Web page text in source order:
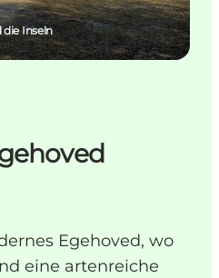
Egehoved, wo
eine artenreiche
Inseln